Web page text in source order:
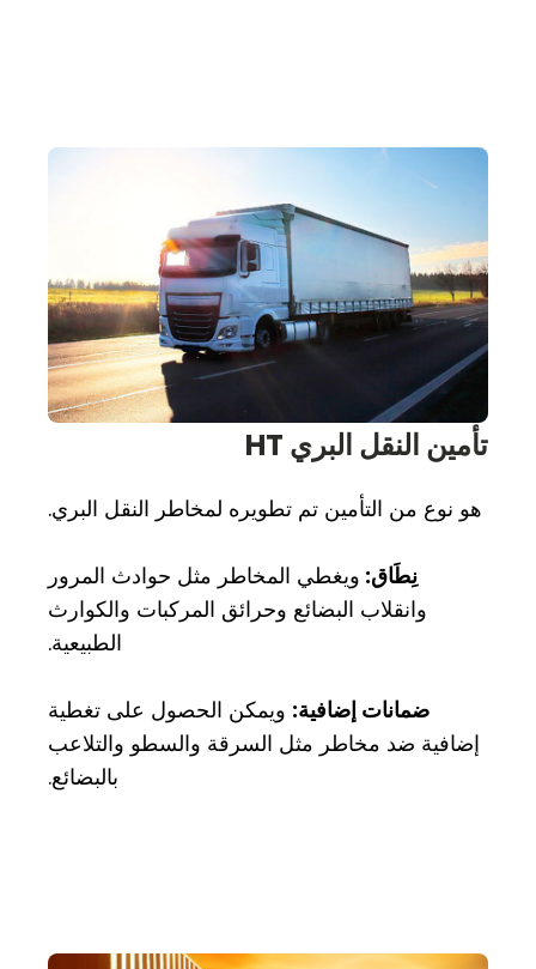
تأمين النقل البري HT
هو نوع من التأمين تم تطويره لمخاطر النقل البري.
نِطَاق: ويغطي المخاطر مثل حوادث المرور
وانقلاب البضائع وحرائق المركبات والكوارث
الطبيعية.
ضمانات إضافية: ويمكن الحصول على تغطية
إضافية ضد مخاطر مثل السرقة والسطو والتلاعب
بالبضائع.